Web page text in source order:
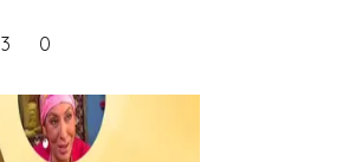
3 0